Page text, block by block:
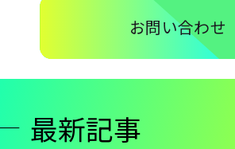
お問い合わせ
最新記事